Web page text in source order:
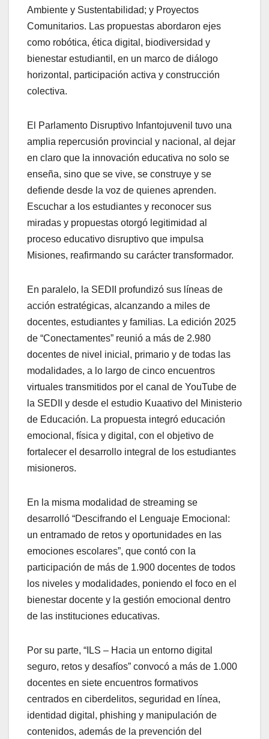
Ambiente y Sustentabilidad; y Proyectos
Comunitarios. Las propuestas abordaron ejes
como robótica, ética digital, biodiversidad y
bienestar estudiantil, en un marco de diálogo
horizontal, participación activa y construcción
colectiva.
El Parlamento Disruptivo Infantojuvenil tuvo una
amplia repercusión provincial y nacional, al dejar
en claro que la innovación educativa no solo se
enseña, sino que se vive, se construye y se
defiende desde la voz de quienes aprenden.
Escuchar a los estudiantes y reconocer sus
miradas y propuestas otorgó legitimidad al
proceso educativo disruptivo que impulsa
Misiones, reafirmando su carácter transformador.
En paralelo, la SEDII profundizó sus líneas de
acción estratégicas, alcanzando a miles de
docentes, estudiantes y familias. La edición 2025
de “Conectamentes” reunió a más de 2.980
docentes de nivel inicial, primario y de todas las
modalidades, a lo largo de cinco encuentros
virtuales transmitidos por el canal de YouTube de
la SEDII y desde el estudio Kuaativo del Ministerio
de Educación. La propuesta integró educación
emocional, física y digital, con el objetivo de
fortalecer el desarrollo integral de los estudiantes
misioneros.
En la misma modalidad de streaming se
desarrolló “Descifrando el Lenguaje Emocional:
un entramado de retos y oportunidades en las
emociones escolares”, que contó con la
participación de más de 1.900 docentes de todos
los niveles y modalidades, poniendo el foco en el
bienestar docente y la gestión emocional dentro
de las instituciones educativas.
Por su parte, “ILS – Hacia un entorno digital
seguro, retos y desafíos” convocó a más de 1.000
docentes en siete encuentros formativos
centrados en ciberdelitos, seguridad en línea,
identidad digital, phishing y manipulación de
contenidos, además de la prevención del